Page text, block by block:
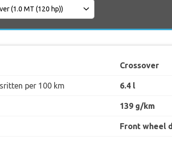
Crossover
per 100 km 6.4 l
139 g/km
Front wheel